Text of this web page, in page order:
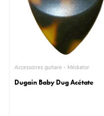
Accessoires guitare - Médiator
Dugain Baby Dug Acétate